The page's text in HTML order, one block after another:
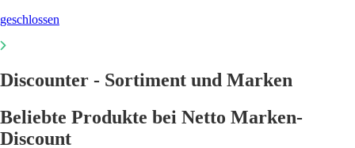
geschlossen
Discounter - Sortiment und Marken
Beliebte Produkte bei Netto Marken-
Discount